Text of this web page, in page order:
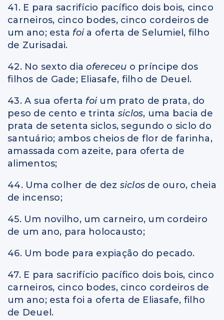
41. E para sacrifício pacífico dois bois, cinco
carneiros, cinco bodes, cinco cordeiros de
um ano; esta foi a oferta de Selumiel, filho
de Zurisadai.
42. No sexto diaofereceu o príncipe dos
filhos de Gade; Eliasafe, filho de Deuel.
43. A sua oferta foi um prato de prata, do
peso de cento e trinta siclos, uma bacia de
prata de setenta siclos, segundo o siclo do
santuário; ambos cheios de flor de farinha,
amassada com azeite, para oferta de
alimentos;
44. Uma colher de dez siclos de ouro, cheia
de incenso;
45. Um novilho, um carneiro, um cordeiro
de um ano, para holocausto;
46. Um bode para expiação do pecado.
47. E para sacrifício pacífico dois bois, cinco
carneiros, cinco bodes, cinco cordeiros de
um ano; esta foi a oferta de Eliasafe, filho
de Deuel.